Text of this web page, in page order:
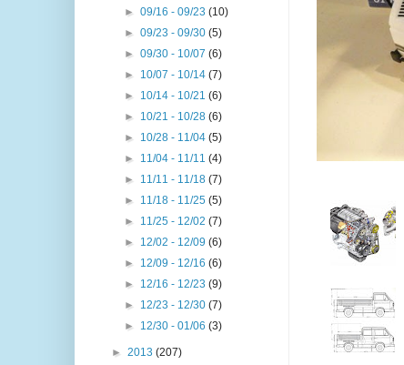
►09/16 - 09/23(10)
►09/23 - 09/30(5)
►09/30 - 10/07(6)
► 10/07 - 10/14(7)
► 10/14 - 10/21(6)
► 10/21 - 10/28(6)
► 10/28 - 11/04(5)
► 11/04 - 11/11(4)
► 11/11 - 11/18(7)
► 11/18 - 11/25(5)
► 11/25 - 12/02(7)
► 12/02 - 12/09(6)
► 12/09 - 12/16(6)
► 12/16 - 12/23(9)
► 12/23 - 12/30(7)
► 12/30 - 01/06(3)
► 2013 (207)